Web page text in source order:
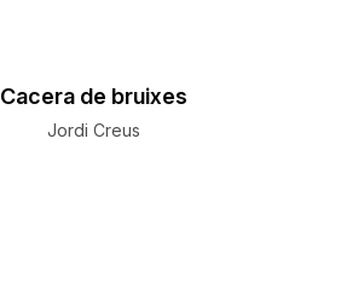
Cacera de bruixes
Jordi Creus